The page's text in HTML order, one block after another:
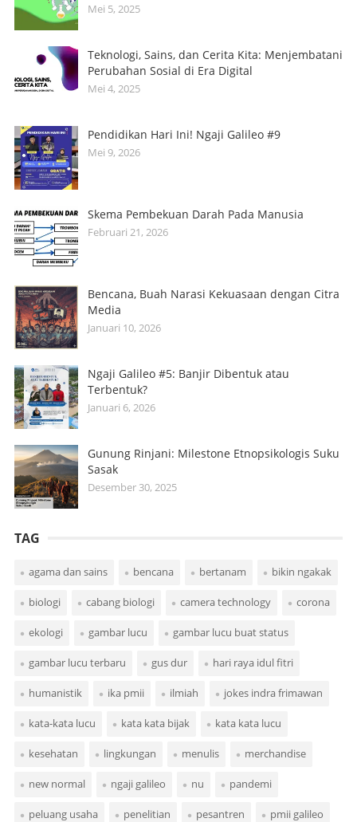
Mei 5, 2025
Teknologi, Sains, dan Cerita Kita: Menjembatani
Perubahan Sosial di Era Digital
Mei 4, 2025
Pendidikan Hari Ini! Ngaji Galileo #9
Mei 9, 2026
Skema Pembekuan Darah Pada Manusia
Februari 21, 2026
Bencana, Buah Narasi Kekuasaan dengan Citra
Media
Januari 10, 2026
Ngaji Galileo #5: Banjir Dibentuk atau
Terbentuk?
Januari 6, 2026
Gunung Rinjani: Milestone Etnopsikologis Suku
Sasak
Desember 30, 2025
TAG
agama dan sains bencana bertanam bikin ngakak
biologi cabang biologi camera technology corona
ekologi gambar lucu gambar lucu buat status
gambar lucu terbaru gus dur hari raya idul fitri
humanistik ika pmii ilmiah jokes indra frimawan
kata-kata lucu kata kata bijak kata kata lucu
kesehatan lingkungan menulis merchandise
new normal ngaji galileo nu pandemi
peluang usaha penelitian pesantren pmii galileo